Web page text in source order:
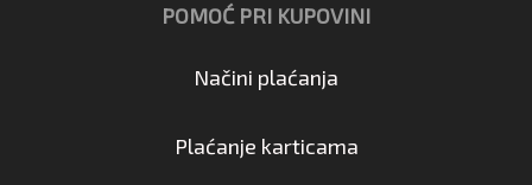
POMOĆ PRI KUPOVINI
Načini plaćanja
Plaćanje karticama